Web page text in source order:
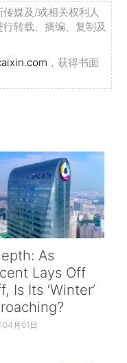
媒及/或相关权利人
转载、摘编、复制及
，获得书面
As
Lays Off
Is Its ‘Winter’
04月01日